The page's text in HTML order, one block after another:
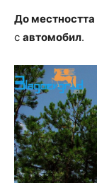
До местността
с автомобил.